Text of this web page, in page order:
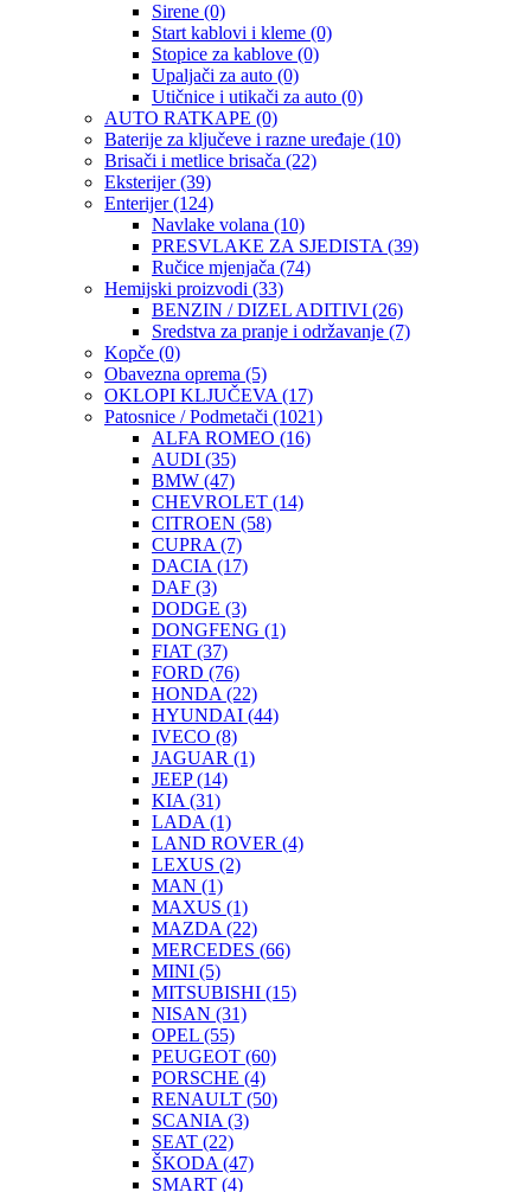
Sirene (0)
Start kablovi i kleme (0)
Stopice za kablove (0)
Upaljači za auto (0)
Utičnice i utikači za auto (0)
AUTO RATKAPE (0)
Baterije za ključeve i razne uređaje (10)
Brisači i metlice brisača (22)
Eksterijer(39)
Enterijer(124)
Navlake volana (10)
PRESVLAKE ZA SJEDISTA (39)
Ručice mjenjača (74)
Hemijski proizvodi (33)
BENZIN / DIZEL ADITIVI (26)
Sredstva za pranje i održavanje (7)
Kopče (0)
Obavezna oprema (5)
OKLOPI KLJUČEVA (17)
Patosnice / Podmetači (1021)
ALFA ROMEO (16)
AUDI (35)
BMW (47)
CHEVROLET (14)
CITROEN (58)
CUPRA (7)
DACIA (17)
DAF (3)
DODGE (3)
DONGFENG (1)
FIAT (37)
FORD (76)
HONDA (22)
HYUNDAI (44)
IVECO (8)
JAGUAR (1)
JEEP(14)
KIA (31)
LADA (1)
LAND ROVER (4)
LEXUS (2)
MAN (1)
MAXUS (1)
MAZDA (22)
MERCEDES (66)
MINI (5)
MITSUBISHI (15)
NISAN (31)
OPEL (55)
PEUGEOT (60)
PORSCHE (4)
RENAULT (50)
SCANIA (3)
SEAT (22)
ŠKODA (47)
SMART (4)